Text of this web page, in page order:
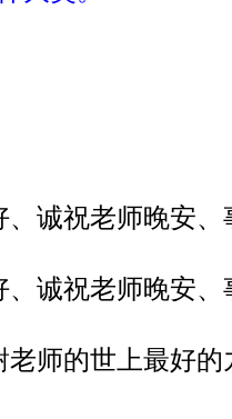
、诚祝老师晚安
、诚祝老师晚安
老师的世上最好